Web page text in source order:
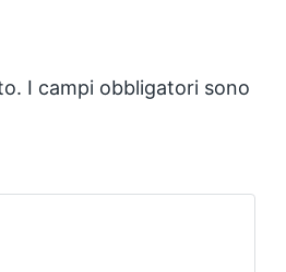
I campi obbligatori sono